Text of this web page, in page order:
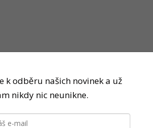
k odběru našich novinek a už
nikdy nic neunikne.